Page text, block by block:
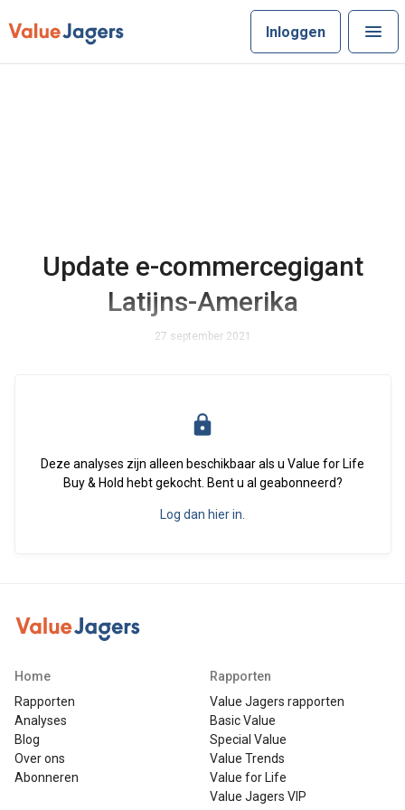
Inloggen
Update e-commercegigant
Latijns-Amerika
27 september 2021
Deze analyses zijn alleen beschikbaar als u Value for Life
Buy & Hold hebt gekocht. Bent u al geabonneerd?
Log dan hier in.
Home
Rapporten
Analyses
Blog
Over ons
Abonneren
Rapporten
Value Jagers rapporten
Basic Value
Special Value
Value Trends
Value for Life
Value Jagers VIP